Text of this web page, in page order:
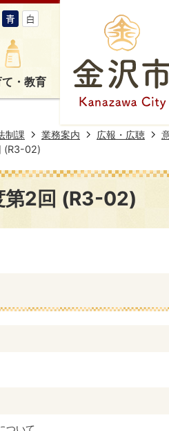
・教育
制課 業務案内 広報・広聴
(R3-02)
第2回 (R3-02)